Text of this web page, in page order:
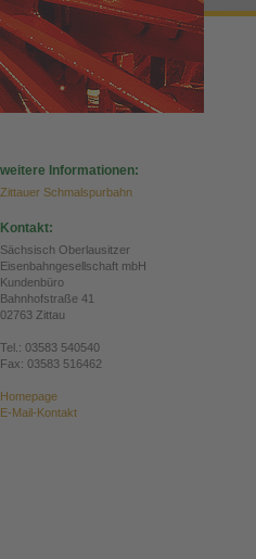
weitere Informationen:
Zittauer Schmalspurbahn
Kontakt:
Sächsisch Oberlausitzer
Eisenbahngesellschaft mbH
Kundenbüro
Bahnhofstraße 41
02763 Zittau
Tel.: 03583 540540
Fax: 03583 516462
Homepage
E-Mail-Kontakt